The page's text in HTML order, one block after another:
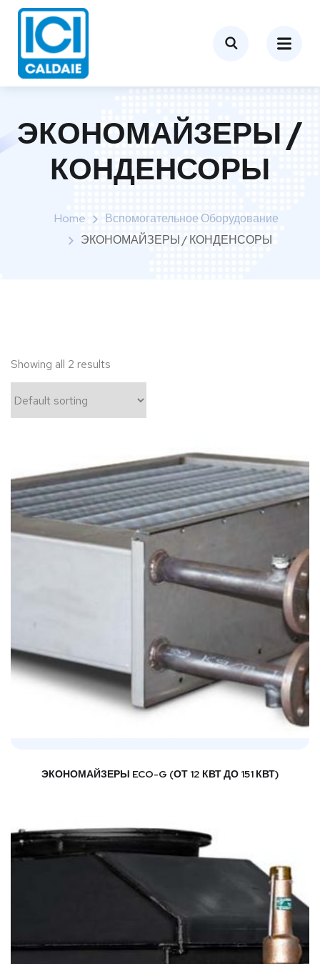
ЭКОНОМАЙЗЕРЫ /
КОНДЕНСОРЫ
Home
Вспомогательное Оборудование
ЭКОНОМАЙЗЕРЫ / КОНДЕНСОРЫ
Showing all 2 results
ЭКОНОМАЙЗЕРЫ ECO-G (ОТ 12 КВТ ДО 151 КВТ)